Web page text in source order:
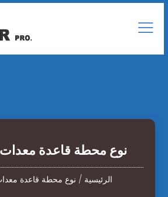
نوع محطة قاعدة معدات
الرئيسية / نوع محطة قاعدة